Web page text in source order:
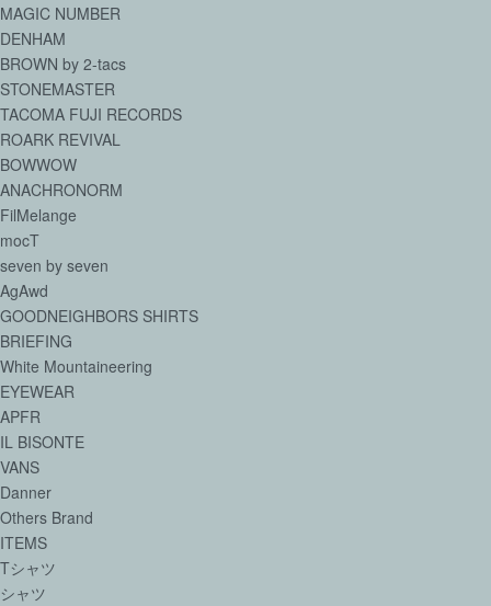
MAGIC NUMBER
DENHAM
BROWN by 2-tacs
STONEMASTER
TACOMA FUJI RECORDS
ROARK REVIVAL
BOWWOW
ANACHRONORM
FilMelange
mocT
seven by seven
AgAwd
GOODNEIGHBORS SHIRTS
BRIEFING
White Mountaineering
EYEWEAR
APFR
IL BISONTE
VANS
Danner
Others Brand
ITEMS
Tシャツ
シャツ